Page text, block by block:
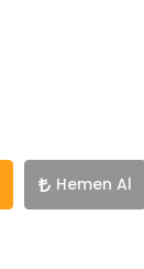
Hemen Al